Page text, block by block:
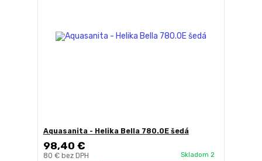
Aquasanita - Helika Bella 780.0E šedá
98,40 €
80 € bez DPH Skladom 2